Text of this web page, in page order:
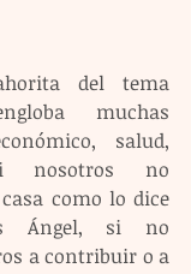
del tema
muchas
salud,
nosotros no
como lo dice
Ángel, si no
a contribuir o a